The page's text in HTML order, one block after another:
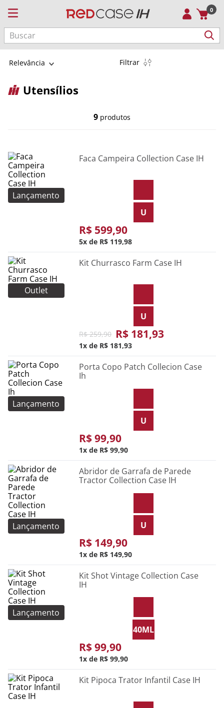
0
Buscar
Relevância Filtrar
Utensílios
9 produtos
Lançamento
Faca Campeira Collection Case IH
U
R$ 599,90
5 R$ 119,98
Outlet
Kit Churrasco Farm Case IH
U
R$ 259,90 R$ 181,93
1 R$ 181,93
Lançamento
Porta Copo Patch Collecion Case
Ih
U
R$99,90
1 R$ 99,90
Lançamento
Abridor de Garrafa de Parede
Tractor Collection Case IH
U
R$ 149,90
1 R$ 149,90
Lançamento
Kit Shot Vintage Collection Case
IH
40ML
R$99,90
1 R$ 99,90
Kit Pipoca Trator Infantil Case IH